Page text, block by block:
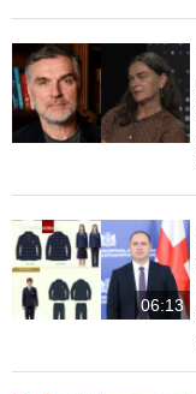
06:13